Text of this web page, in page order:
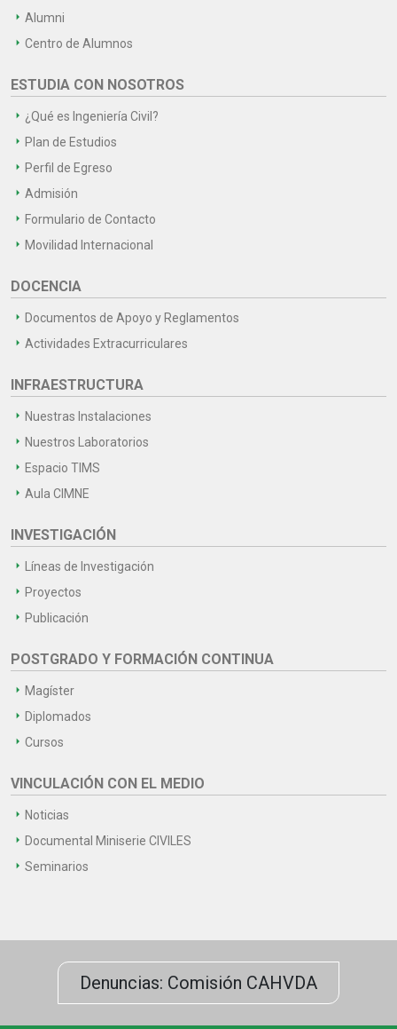
Alumni
Centro de Alumnos
ESTUDIA CON NOSOTROS
¿Qué es Ingeniería Civil?
Plan de Estudios
Perfil de Egreso
Admisión
Formulario de Contacto
Movilidad Internacional
DOCENCIA
Documentos de Apoyo y Reglamentos
Actividades Extracurriculares
INFRAESTRUCTURA
Nuestras Instalaciones
Nuestros Laboratorios
Espacio TIMS
Aula CIMNE
INVESTIGACIÓN
Líneas de Investigación
Proyectos
Publicación
POSTGRADO Y FORMACIÓN CONTINUA
Magíster
Diplomados
Cursos
VINCULACIÓN CON EL MEDIO
Noticias
Documental Miniserie CIVILES
Seminarios
Denuncias: Comisión CAHVDA